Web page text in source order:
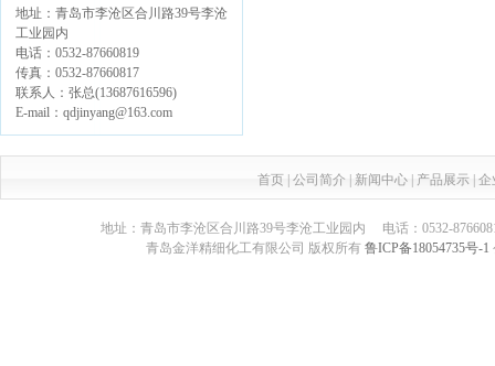
地址：青岛市李沧区合川路39号李沧
工业园内
电话：0532-87660819
传真：0532-87660817
联系人：张总(13687616596)
E-mail：qdjinyang@163.com
首页 公司简介 新闻中心 产品展示 企
地址：青岛市李沧区合川路39号李沧工业园内 电话：0532-
青岛金洋精细化工有限公司 版权所有 鲁ICP备18054735号-1